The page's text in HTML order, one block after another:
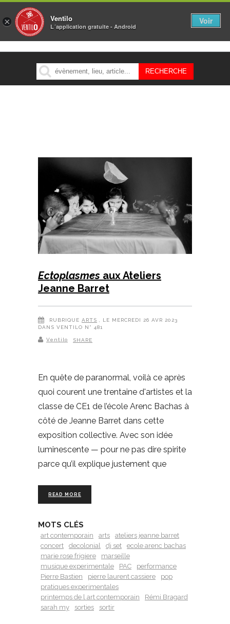
MENU
Ectoplasmes aux Ateliers
Jeanne Barret
RUBRIQUE ARTS , LE MERCREDI 26 AVR 2023
DANS VENTILO N° 481
Ventilo SHARE
En quête de paranormal, voilà ce après
quoi courent une trentaine d'artistes et la
classe de CE1 de l’école Arenc Bachas à
côté de Jeanne Barret dans cette
exposition collective. Avec son idée
luminescente — pour ne pas dire spirite
parce qu’il explique justement que
READ MORE
MOTS CLÉS
art contemporain arts
ateliers jeanne barret
concert
decolonial dj set
ecole arenc bachas
marie rose frigiere
marseille
musique experimentale
PAC
performance
Pierre Bastien
pierre laurent cassiere
pop
pratiques experimentales
printemps de l art contemporain
Rémi Bragard
sarah my
sorties sortir
× Ventilo
L´application gratuite - Android
Voir